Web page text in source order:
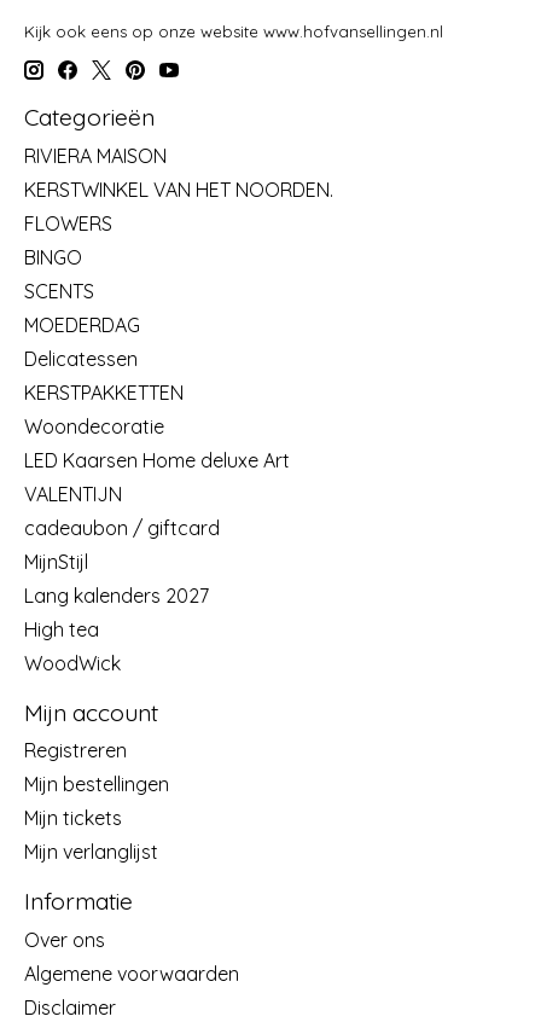
Kijk ook eens op onze website www.hofvansellingen.nl
Categorieën
RIVIERA MAISON
KERSTWINKEL VAN HET NOORDEN.
FLOWERS
BINGO
SCENTS
MOEDERDAG
Delicatessen
KERSTPAKKETTEN
Woondecoratie
LED Kaarsen Home deluxe Art
VALENTIJN
cadeaubon / giftcard
MijnStijl
Lang kalenders 2027
High tea
WoodWick
Mijn account
Registreren
Mijn bestellingen
Mijn tickets
Mijn verlanglijst
Informatie
Over ons
Algemene voorwaarden
Disclaimer